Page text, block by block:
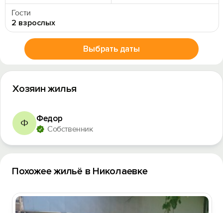
Гости
2 взрослых
Выбрать даты
Хозяин жилья
Ф Федор
Собственник
Похожее жильё в Николаевке